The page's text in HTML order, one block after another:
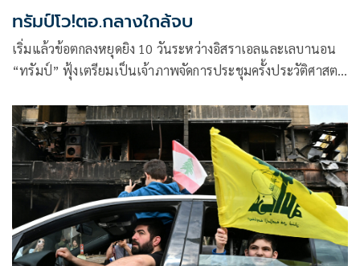
ทรัมป์โว!ตอ.กลางใกล้จบ
เริ่มแล้วข้อตกลงหยุดยิง 10 วันระหว่างอิสราเอลและเลบานอน
“ทรัมป์” ฟุ้งเตรียมเป็นเจ้าภาพจัดการประชุมครั้งประวัติศาสตร์
แล้วที่จะบรรลุข้อตกลงสันติภาพกับอิหร่าน